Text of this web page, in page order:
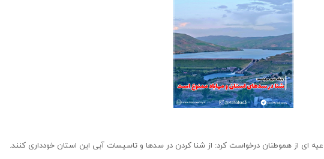
ای از هموطنان درخواست کرد: از شنا کردن در سدها و تاسیسات آبی این استان خودداری کنند.